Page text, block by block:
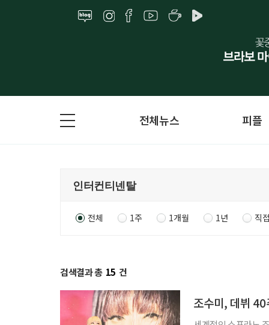
전체뉴스 피플
전체 1주 1개월 1년 직
검색결과 총 15 건
조수미, 데뷔